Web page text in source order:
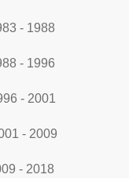
1996
2001
2009